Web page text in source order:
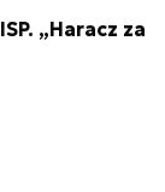
„Haracz za